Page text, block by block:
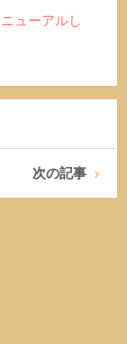
ューアルし
次の記事